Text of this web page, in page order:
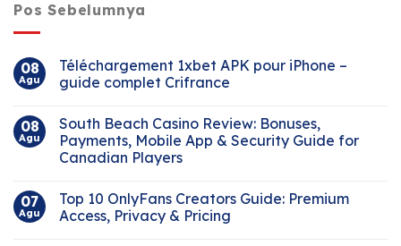
Pos Sebelumnya
08
Agu
Téléchargement 1xbet APK pour iPhone –
guide complet Crifrance
08
Agu
South Beach Casino Review: Bonuses,
Payments, Mobile App & Security Guide for
Canadian Players
07
Agu
Top 10 OnlyFans Creators Guide: Premium
Access, Privacy & Pricing